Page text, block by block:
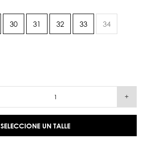
30 31 32 33 34
+
SELECCIONE UN TALLE